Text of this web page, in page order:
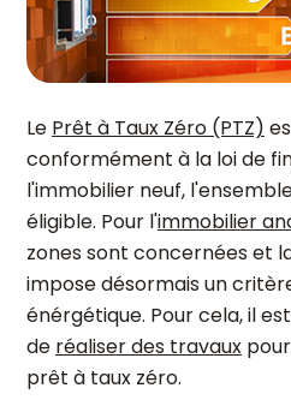
Le Prêt à Taux Zéro (PTZ)
conformément à la loi de
l'immobilier neuf,
éligible. Pour l'immobilier
zones sont concernées et
impose désormais un
énérgétique. Pour cela, il
de réaliser des travaux
prêt à taux zéro.